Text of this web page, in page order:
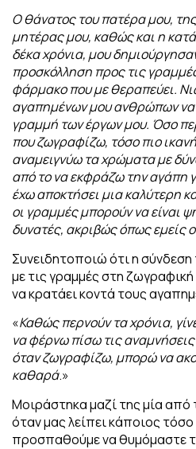
Ο θάνατος του πατέρα μου,
μητέρας μου, καθώς και η
δέκα χρόνια, μου
προσκόλληση προς τις
φάρμακο που με θεραπεύει.
αγαπημένων μου ανθρώπων να
γραμμή των έργων μου. Όσο
που ζωγραφίζω, τόσο πιο
αναμειγνύω τα χρώματα με
από το να εκφράζω την αγάπη
έχω αποκτήσει μια καλύτερη
οι γραμμές μπορούν να είναι
δυνατές, ακριβώς όπως εμείς
Συνειδητοποιώ ότι η σύνδεση
με τις γραμμές στη ζωγραφική
να κρατάει κοντά τους
«Καθώς περνούν τα χρόνια,
να φέρνω πίσω τις
όταν ζωγραφίζω, μπορώ να
καθαρά.»
Μοιράστηκα μαζί της μία από
όταν μας λείπει κάποιος τόσο
προσπαθούμε να θυμόμαστε